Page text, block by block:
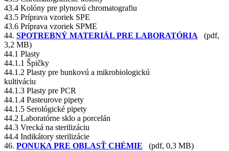
43.4 Kolóny pre plynovú chromatografiu
43.5 Príprava vzoriek SPE
43.6 Príprava vzoriek SPME
44. SPOTREBNÝ MATERIÁL PRE LABORATÓRIA (pdf,
3,2 MB)
44.1 Plasty
44.1.1 Špičky
44.1.2 Plasty pre bunkovú a mikrobiologickú
kultiváciu
44.1.3 Plasty pre PCR
44.1.4 Pasteurove pipety
44.1.5 Serológické pipety
44.2 Laboratórne sklo a porcelán
44.3 Vrecká na sterilizáciu
44.4 Indikátory sterilizácie
46. PONUKA PRE OBLASŤ CHÉMIE (pdf, 0,3 MB)